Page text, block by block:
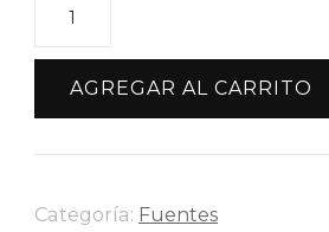
AGREGAR AL CARRITO
Categoría: Fuentes